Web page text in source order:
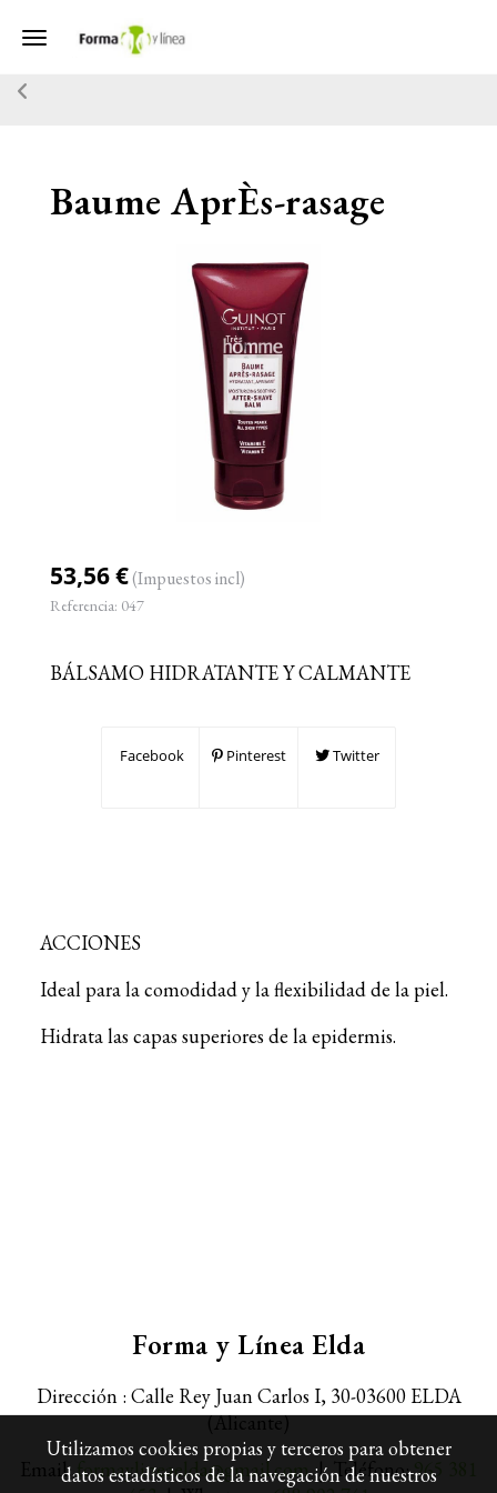
Toggle navigation
Baume AprÈs-rasage
53,56 €(Impuestos incl)
Referencia: 047
BÁLSAMO HIDRATANTE Y CALMANTE
Facebook Pinterest Twitter
ACCIONES
Ideal para la comodidad y la flexibilidad de la piel.
Hidrata las capas superiores de la epidermis.
Forma y Línea Elda
Dirección : Calle Rey Juan Carlos I, 30-03600 ELDA
(Alicante)
Email:formaylineaelda@gmail.com| Teléfono:965 381
Utilizamos cookies propias y terceros para obtener
datos estadísticos de la navegación de nuestros